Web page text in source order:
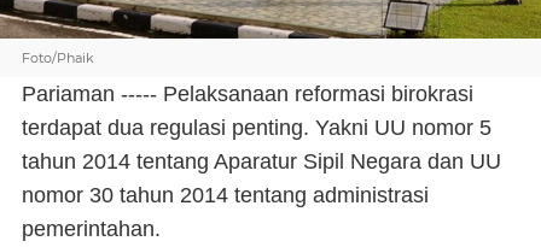
Foto/Phaik
Pariaman ----- Pelaksanaan reformasi birokrasi
terdapat dua regulasi penting. Yakni UU nomor 5
tahun 2014 tentang Aparatur Sipil Negara dan UU
nomor 30 tahun 2014 tentang administrasi
pemerintahan.